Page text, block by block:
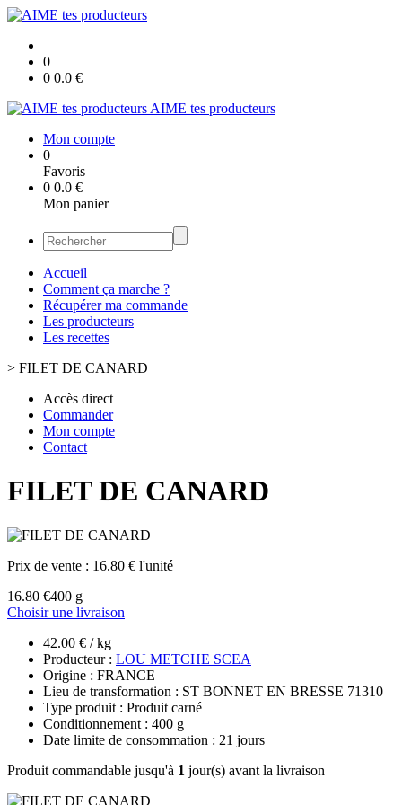
0
0 0.0 €
AIME tes producteurs
Mon compte
0
Favoris
0 0.0 €
Mon panier
Accueil
Comment ça marche ?
Récupérer ma commande
Les producteurs
Les recettes
> FILET DE CANARD
Accès direct
Commander
Mon compte
Contact
FILET DE CANARD
Prix de vente : 16.80 € l'unité
16.80 €400 g
Choisir une livraison
42.00 € / kg
Producteur : LOU METCHE SCEA
Origine : FRANCE
Lieu de transformation : ST BONNET EN BRESSE 71310
Type produit : Produit carné
Conditionnement : 400 g
Date limite de consommation : 21 jours
Produit commandable jusqu'à 1 jour(s) avant la livraison